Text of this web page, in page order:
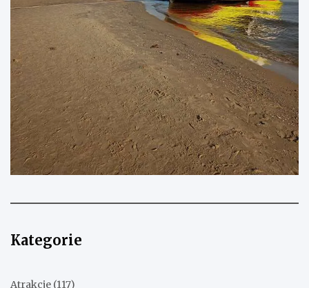
Kategorie
Atrakcje (117)